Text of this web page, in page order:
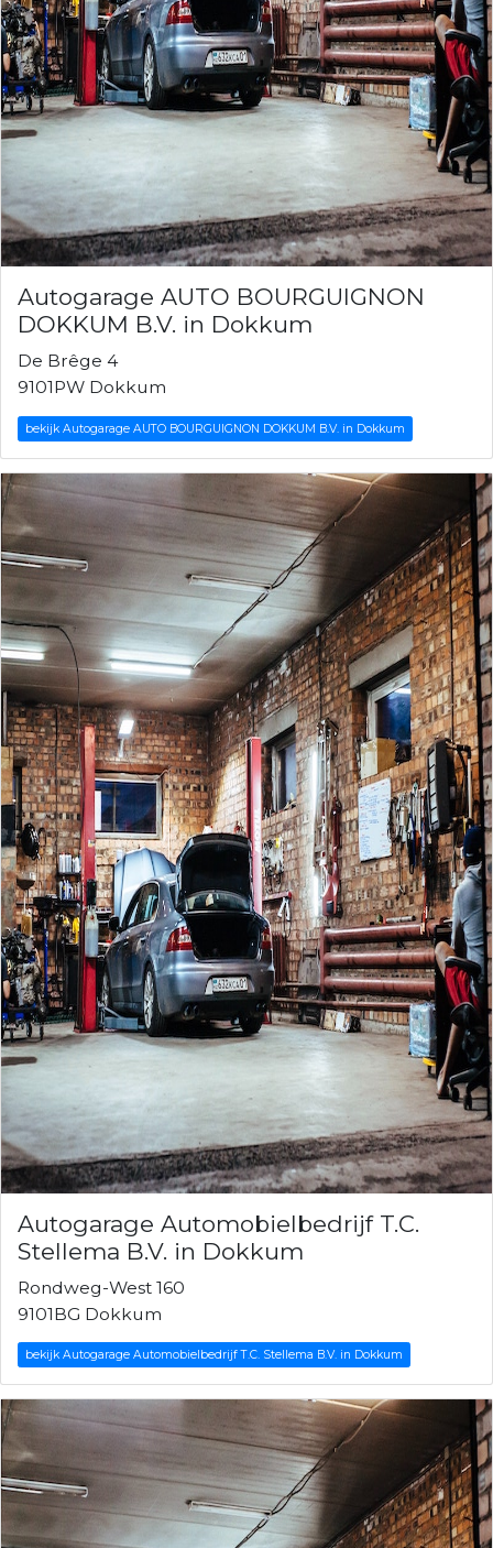
Autogarage AUTO BOURGUIGNON
DOKKUM B.V. in Dokkum
De Brêge 4
9101PW Dokkum
bekijk Autogarage AUTO BOURGUIGNON DOKKUM B.V. in Dokkum
Autogarage Automobielbedrijf T.C.
Stellema B.V. in Dokkum
Rondweg-West 160
9101BG Dokkum
bekijk Autogarage Automobielbedrijf T.C. Stellema B.V. in Dokkum